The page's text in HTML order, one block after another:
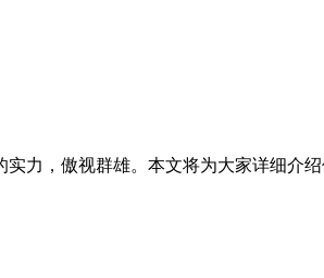
力，傲视群雄。本文将为大家详细介